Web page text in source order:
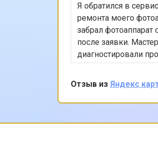
Я обратился в
ремонта моего
забрал фотоаппарат
после заявки.
диагностировали
ее. Остался доволен
обслуживания и
этот сервис всем,
Отзыв из Яндекс